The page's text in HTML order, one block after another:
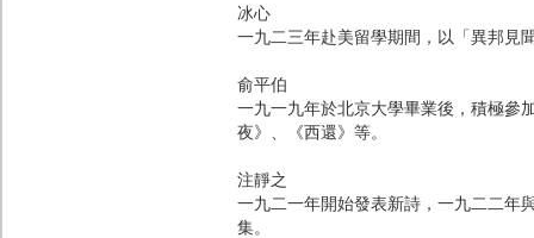
冰心
一九二三年赴美留學期間，以「異邦見
俞平伯
一九一九年於北京大學畢業後，積極參
夜》、《西還》等。
注靜之
一九二一年開始發表新詩，一九二二年
集。